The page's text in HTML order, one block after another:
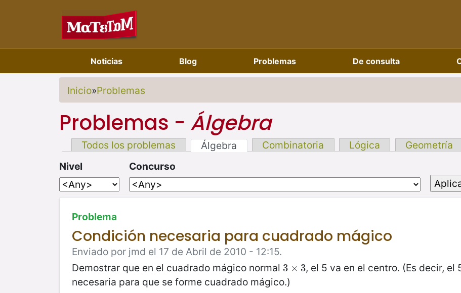
Noticias Blog Problemas De consulta
Inicio»Problemas
Problemas - Álgebra
Todos los problemas Álgebra Combinatoria Lógica Geometría
Nivel
Concurso
Problema
Condición necesaria para cuadrado mágico
Enviado por jmd el 17 de Abril de 2010 - 12:15.
Demostrar que en el cuadrado mágico normal 3 × 3
3 ×3 , el 5 va en el centro. (Es decir,
necesaria para que se forme cuadrado mágico.)